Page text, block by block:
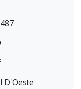
D'Oeste